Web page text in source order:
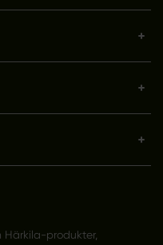
produkter,